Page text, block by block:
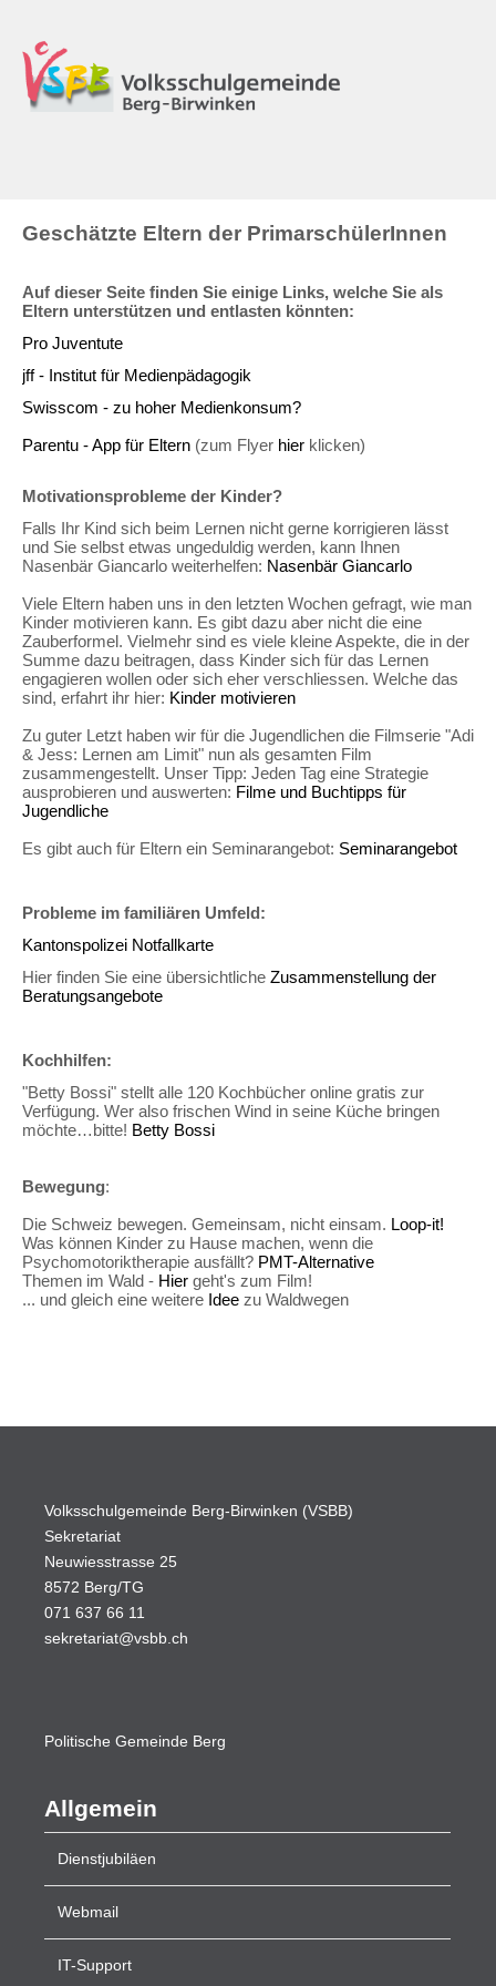
Geschätzte Eltern der PrimarschülerInnen
Auf dieser Seite finden Sie einige Links, welche Sie als
Eltern unterstützen und entlasten könnten:
Pro Juventute
jff - Institut für Medienpädagogik
Swisscom - zu hoher Medienkonsum?
Parentu - App für Eltern (zum Flyer hier klicken)
Motivationsprobleme der Kinder?
Falls Ihr Kind sich beim Lernen nicht gerne korrigieren lässt
und Sie selbst etwas ungeduldig werden, kann Ihnen
Nasenbär Giancarlo weiterhelfen: Nasenbär Giancarlo
Viele Eltern haben uns in den letzten Wochen gefragt, wie man
Kinder motivieren kann. Es gibt dazu aber nicht die eine
Zauberformel. Vielmehr sind es viele kleine Aspekte, die in der
Summe dazu beitragen, dass Kinder sich für das Lernen
engagieren wollen oder sich eher verschliessen. Welche das
sind, erfahrt ihr hier: Kinder motivieren
Zu guter Letzt haben wir für die Jugendlichen die Filmserie "Adi
& Jess: Lernen am Limit" nun als gesamten Film
zusammengestellt. Unser Tipp: Jeden Tag eine Strategie
ausprobieren und auswerten: Filme und Buchtipps für
Jugendliche
Es gibt auch für Eltern ein Seminarangebot: Seminarangebot
Probleme im familiären Umfeld:
Kantonspolizei Notfallkarte
Hier finden Sie eine übersichtliche Zusammenstellung der
Beratungsangebote
Kochhilfen:
"Betty Bossi" stellt alle 120 Kochbücher online gratis zur
Verfügung. Wer also frischen Wind in seine Küche bringen
möchte…bitte! Betty Bossi
Bewegung:
Die Schweiz bewegen. Gemeinsam, nicht einsam. Loop-it!
Was können Kinder zu Hause machen, wenn die
Psychomotoriktherapie ausfällt? PMT-Alternative
Themen im Wald - Hier geht's zum Film!
... und gleich eine weitere Idee zu Waldwegen
Volksschulgemeinde Berg-Birwinken (VSBB)
Sekretariat
Neuwiesstrasse 25
8572 Berg/TG
071 637 66 11
sekretariat@vsbb.ch
Politische Gemeinde Berg
Allgemein
Dienstjubiläen
Webmail
IT-Support